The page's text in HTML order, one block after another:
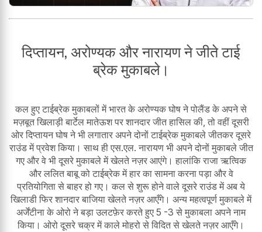
दिप्तायन, अरोण्यक और नारायण ने जीते टाई
ब्रेक मुकाबले।
कल हुए टाईब्रेक मुकाबलों में भारत के अरोण्यक घोष ने पोलैंड के अपने से
मज़बूत खिलाड़ी बार्टेल मातेऊश पर शानदार जीत हासिल की, तो वहीं दूसरी
ओर दिप्तायन घोष ने भी लगातार अपने दोनों टाईब्रेक मुकाबले जीतकर दूसरे
राउंड में प्रवेश किया। साथ ही एस.एल. नारायण भी अपने दोनों मुकाबले जीत
गए और वे भी दूसरे मुकाबले में खेलते नज़र आएंगे। हालांकि राजा ऋत्विक
और ललित बाबू को टाईब्रेक में हार का सामना करना पड़ा और वे
प्रतियोगिता से बाहर हो गए। कल से शुरू होने वाले दूसरे राउंड में अब ये
खिलाडी फिर शानदार बाजिया खेलते नज़र आएँगे। अन्य महत्वपूर्ण मुकाबले में
अर्जेंटीना के ओरो ने बड़ा उलटफ़ेर करते हुए 5 -3 से मुकाबला अपने नाम
किया। ओरो दूसरे चक्र में काले मोहरो से विदित से खेलते नज़र आएँगे।